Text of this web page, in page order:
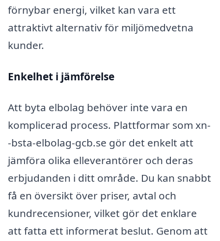
förnybar energi, vilket kan vara ett
attraktivt alternativ för miljömedvetna
kunder.
Enkelhet i jämförelse
Att byta elbolag behöver inte vara en
komplicerad process. Plattformar som xn-
-bsta-elbolag-gcb.se gör det enkelt att
jämföra olika elleverantörer och deras
erbjudanden i ditt område. Du kan snabbt
få en översikt över priser, avtal och
kundrecensioner, vilket gör det enklare
att fatta ett informerat beslut. Genom att